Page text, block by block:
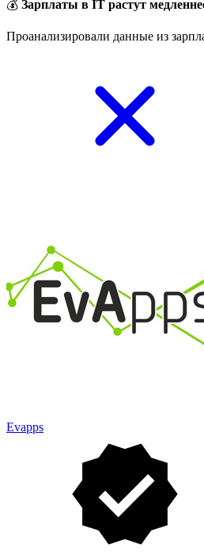
💰 Зарплаты в IT растут
Проанализировали данные из
Evapps